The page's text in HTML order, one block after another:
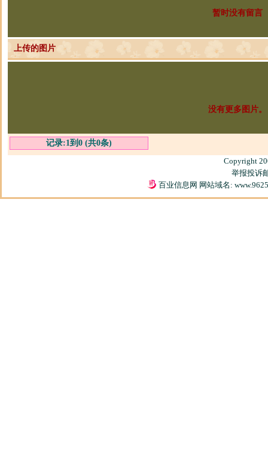
暂时没有留言
上传的图片
没有更多图片。
记录:1到0 (共0条)
Copyright
举报投诉
百业信息网 网站域名: